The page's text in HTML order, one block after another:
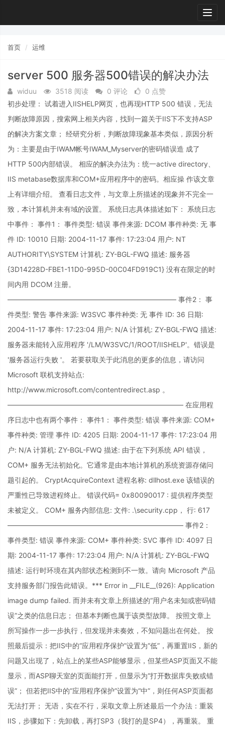
首页 运维
server 500 服务器500错误的解决办法
widuu 3518 阅读 0 评论
0 点赞
初步处理： 试着进入IISHELP网页，也再现HTTP 500 错误，无法
判断故障原因，搜索网上相关内容，找到一篇关于IIS下不支持ASP
的解决方案文章； 经研究分析，判断故障现象基本类似，原因分析
为：主要是由于IWAM帐号IWAM_Myserver的密码错误造 成了
HTTP 500内部错误。 相应的解决办法为：统一active directory、
IIS metabase数据库和COM+应用程序中的密码。相应操 作该文章
上有详细介绍。 查看日志文件，与文章上所描述的现象并不完全一
致，本计算机并未有域的设置。 系统日志具体描述如下： 系统日志
中事件： 事件1： 事件类型: 错误 事件来源: DCOM 事件种类: 无 事
件 ID: 10010 日期: 2004-11-17 事件: 17:23:04 用户: NT
AUTHORITY\SYSTEM 计算机: ZY-BGL-FWQ 描述: 服务器
{3D14228D-FBE1-11D0-995D-00C04FD919C1} 没有在限定的时
间内用 DCOM 注册。
———————————————————————— 事件2： 事
件类型: 警告 事件来源: W3SVC 事件种类: 无 事件 ID: 36 日期:
2004-11-17 事件: 17:23:04 用户: N/A 计算机: ZY-BGL-FWQ 描述:
服务器未能转入应用程序 '/LM/W3SVC/1/ROOT/IISHELP'。错误是
'服务器运行失败 '。 若要获取关于此消息的更多的信息，请访问
Microsoft 联机支持站点:
http://www.microsoft.com/contentredirect.asp 。
————————————————————————— 在应用程
序日志中也有两个事件： 事件1： 事件类型: 错误 事件来源: COM+
事件种类: 管理 事件 ID: 4205 日期: 2004-11-17 事件: 17:23:04 用
户: N/A 计算机: ZY-BGL-FWQ 描述: 由于在下列系统 API 错误，
COM+ 服务无法初始化。它通常是由本地计算机的系统资源存储问
题引起的。 CryptAcquireContext 进程名称: dllhost.exe 该错误的
严重性已导致进程终止。 错误代码= 0x80090017 : 提供程序类型
未被定义。 COM+ 服务内部信息: 文件: .\security.cpp， 行: 617
————————————————————————— 事件2：
事件类型: 错误 事件来源: COM+ 事件种类: SVC 事件 ID: 4097 日
期: 2004-11-17 事件: 17:23:04 用户: N/A 计算机: ZY-BGL-FWQ
描述: 运行时环境在其内部状态检测到不一致。请向 Microsoft 产品
支持服务部门报告此错误。*** Error in __FILE__(926): Application
image dump failed. 而并未有文章上所描述的“用户名未知或密码错
误”之类的信息日志； 但基本判断也属于该类型故障。 按照文章上
所写操作一步一步执行，但发现并未奏效，不知问题出在何处。 按
照最后提示：把IIS中的“应用程序保护”设置为“低”，再重置IIS，新的
问题又出现了，站点上的某些ASP能够显示，但某些ASP页面又不能
显示，而ASP聊天室的页面能打开，但显示为“打开数据库失败或错
误”； 但若把IIS中的“应用程序保护”设置为“中”，则任何ASP页面都
无法打开； 无语，实在不行，采取文章上所述最后一个办法：重装
IIS，步骤如下：先卸载，再打SP3（我打的是SP4），再重装。 重